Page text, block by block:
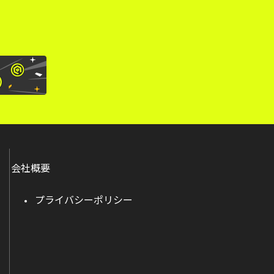
会社概要
プライバシーポリシー